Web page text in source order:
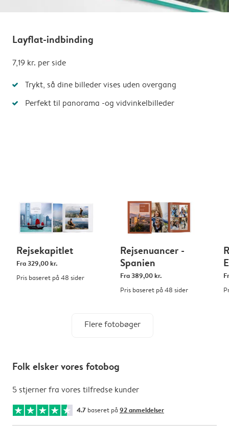
Layflat-indbinding
7,19 kr. per side
Trykt, så dine billeder vises uden overgang
Perfekt til panorama -og vidvinkelbilleder
Rejsekapitlet
Fra329,00 kr.
Pris baseret på 48 sider
Rejsenuancer -
Spanien
Fra389,00 kr.
Pris baseret på 48 sider
Flere fotobøger
Folk elsker vores fotobog
5 stjerner fra vores tilfredse kunder
4.7 baseret på 92 anmeldelser